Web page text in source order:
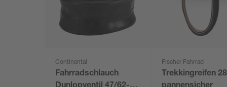
Continental
Fahrradschlauch
Fischer Fahrrad
Trekkingreifen